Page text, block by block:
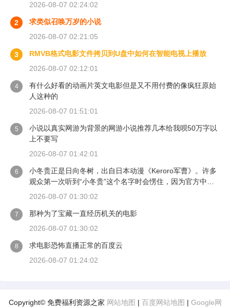
2026-08-07 02:24:02
2
求类似召唤万岁的小说
2026-08-07 02:21:05
3
RMVB格式电影文件拷贝到U盘中如何在智能电视上播放
2026-08-07 02:12:01
4
有什么好看的动画片英文电影但是又不用付费的像疯狂原始
人这种的
2026-08-07 01:51:01
5
小说以真实网游为背景的网游小说推荐几本给我呗50万字以
上不要写
2026-08-07 01:42:01
6
小冬贵正是日向冬树，出自日本动漫《Keroro军曹》。许多
观众第一次听到“小冬贵”这个名字时会愣住，因为官方中文
翻译里这个角色叫“冬树”，而“冬贵”其实是日语发音相同的一
（Fuyuki），其中“樹”和“貴”在日语里都发“き”的音。早年一
些字幕组或个人汉化组在翻译时，把“冬樹”写成了“冬贵”，于
传开来。
2026-08-07 01:30:02
7
那种为了宝藏一直经历机关的电影
2026-08-07 01:30:02
8
求电影恐怖直播正常的百度云
2026-08-07 01:24:02
Copyright© 免费福利资源之家 网站地图 | 百度网站地图 | Google网